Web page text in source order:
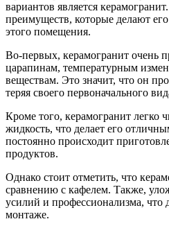
вариантов является
преимуществ, которые делают
этого помещения.
Во-первых, керамогранит очень
царапинам, температурным
веществам. Это значит, что он
теряя своего первоначального
Кроме того, керамогранит легко
жидкость, что делает его
постоянно происходит
продуктов.
Однако стоит отметить, что
сравнению с кафелем. Также,
усилий и профессионализма, что
монтаже.